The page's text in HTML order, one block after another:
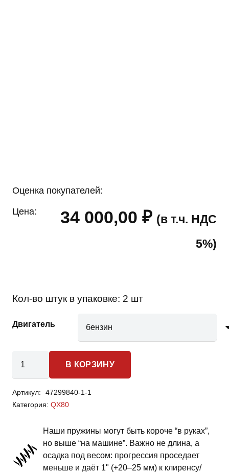
Оценка покупателей:
Цена: 34 000,00 ₽ (в т.ч. НДС
5%)
Кол-во штук в упаковке: 2 шт
Двигатель
товара
QX80
-
передней
подвески
-
В КОРЗИНУ
Артикул:
47299840-1-1
Категория: QX80
Наши пружины могут быть короче “в руках”,
но выше “на машине”. Важно не длина, а
осадка под весом: прогрессия проседает
меньше и даёт 1" (+20–25 мм) к клиренсу/